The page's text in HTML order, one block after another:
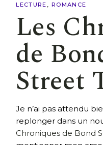
LECTURE
ROMANCE
Les
de
Street
Je n’ai pas attendu
replonger dans un
Chroniques de Bond